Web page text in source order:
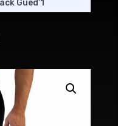
Gued’1